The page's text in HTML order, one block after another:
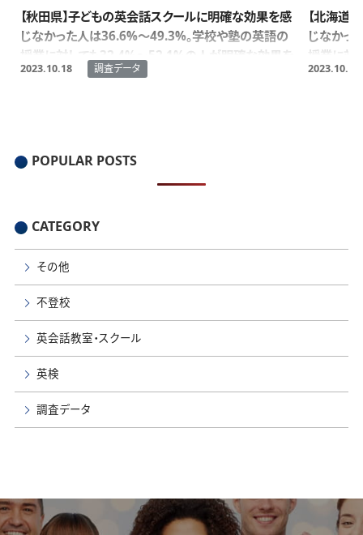
【秋田県】子どもの英会話スクールに明確な効果を感
じなかった人は36.6%～49.3%。学校や塾の英語の
授業に対しても32.4%～52.1%の人が明確な効果を
感じず。
2023.10.18 調査データ
【北海道
じなかっ
授業に対
感じず。
2023.10.11
POPULAR POSTS
CATEGORY
その他
不登校
英会話教室・スクール
英検
調査データ